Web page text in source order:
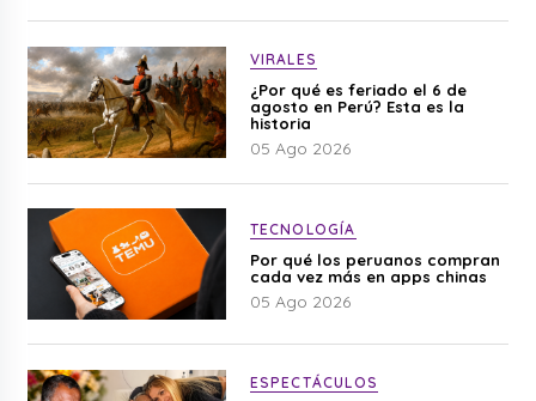
VIRALES
¿Por qué es feriado el 6 de
agosto en Perú? Esta es la
historia
05 Ago 2026
TECNOLOGÍA
Por qué los peruanos compran
cada vez más en apps chinas
05 Ago 2026
ESPECTÁCULOS